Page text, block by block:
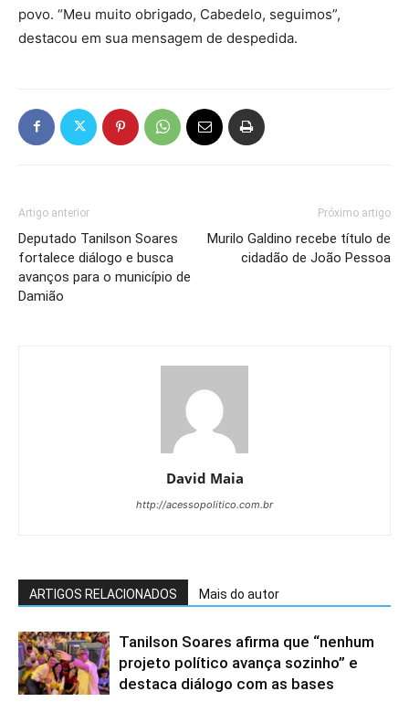
povo. “Meu muito obrigado, Cabedelo, seguimos”,
destacou em sua mensagem de despedida.
Artigo anterior
Deputado Tanilson Soares
fortalece diálogo e busca
avanços para o município de
Damião
Próximo artigo
Murilo Galdino recebe título de
cidadão de João Pessoa
David Maia
http://acessopolitico.com.br
ARTIGOS RELACIONADOS Mais do autor
Tanilson Soares afirma que “nenhum
projeto político avança sozinho” e
destaca diálogo com as bases